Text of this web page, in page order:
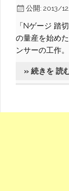
公開: 2013/
「Nゲージ 踏
の量産を始め
ンサーの工作。
» 続きを 読